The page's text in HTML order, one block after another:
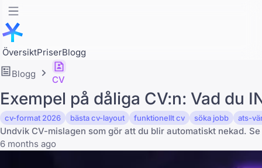
ÖversiktPriserBlogg
Blogg
CV
Exempel på dåliga CV:n: Vad du
cv-format 2026 bästa cv-layout funktionellt cv söka jobb ats-
Undvik CV-mislagen som gör att du blir automatiskt nekad.
6 months ago